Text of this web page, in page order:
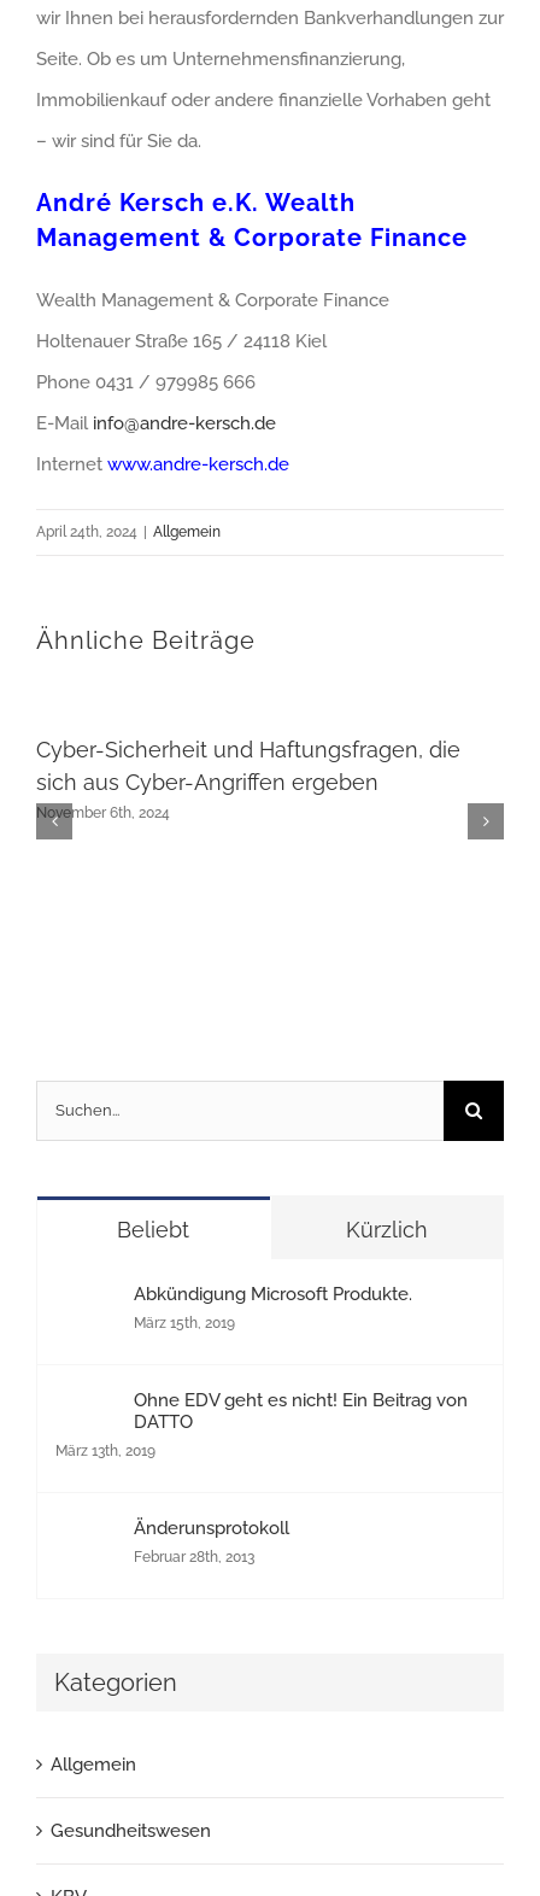
wir Ihnen bei herausfordernden Bankverhandlungen zur
Seite. Ob es um Unternehmensfinanzierung,
Immobilienkauf oder andere finanzielle Vorhaben geht
– wir sind für Sie da.
André Kersch e.K. Wealth
Management & Corporate Finance
Wealth Management & Corporate Finance
Holtenauer Straße 165 / 24118 Kiel
Phone 0431 / 979985 666
E-Mail info@andre-kersch.de
Internet www.andre-kersch.de
April 24th, 2024 Allgemein
Ähnliche Beiträge
Cyber-Sicherheit und Haftungsfragen, die
sich aus Cyber-Angriffen ergeben
November 6th, 2024
Suche
nach:
Beliebt Kürzlich
Abkündigung Microsoft Produkte.
März 15th, 2019
Ohne EDV geht es nicht! Ein Beitrag von
DATTO
März 13th, 2019
Änderunsprotokoll
Februar 28th, 2013
Kategorien
Allgemein
Gesundheitswesen